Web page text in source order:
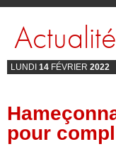
LUNDI 14 FÉVRIER 2022
pour